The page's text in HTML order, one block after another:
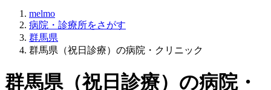
melmo
病院・診療所をさがす
群馬県
群馬県（祝日診療）の病院・クリニック
群馬県（祝日診療） の病院・